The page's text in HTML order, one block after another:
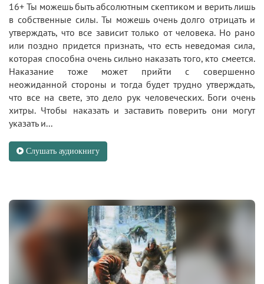
16+ Ты можешь быть абсолютным скептиком и верить лишь
в собственные силы. Ты можешь очень долго отрицать и
утверждать, что все зависит только от человека. Но рано
или поздно придется признать, что есть неведомая сила,
которая способна очень сильно наказать того, кто смеется.
Наказание тоже может прийти с совершенно
неожиданной стороны и тогда будет трудно утверждать,
что все на свете, это дело рук человеческих. Боги очень
хитры. Чтобы наказать и заставить поверить они могут
указать и...
Слушать аудиокнигу